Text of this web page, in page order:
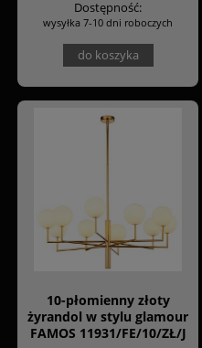
Dostępność:
wysyłka 7-10 dni roboczych
do koszyka
10-płomienny złoty
żyrandol w stylu glamour
FAMOS 11931/FE/10/ZŁ/J